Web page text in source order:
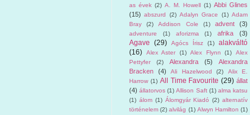
as évek (2) A. M. Howell (1) Abbi Glines
(15) abszurd (2) Adalyn Grace (1) Adam
Bray
(2) Addison Cole (1) advent (3)
adventure (1) aforizma (1) afrika (3)
Agave (29) Agócs Írisz (1)
alakváltó
(16)
Alex Aster (1) Alex Flynn (1)
Alex
Pettyfer
(2) Alexandra (5)
Alexandra
Bracken
(4) Ali Hazelwood (2)
Alix E.
Harrow (1) All Time Favourite (29) állat
(4) állatorvos (1) Allison Saft (1) alma katsu
(1) álom (1) Álomgyár Kiadó (2) alternatív
történelem (2) alvilág (1) Alwyn Hamilton (1)